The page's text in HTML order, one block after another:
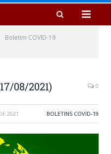
Boletim COVID-19
08/2021) 0
2021 BOLETINS COVID-19